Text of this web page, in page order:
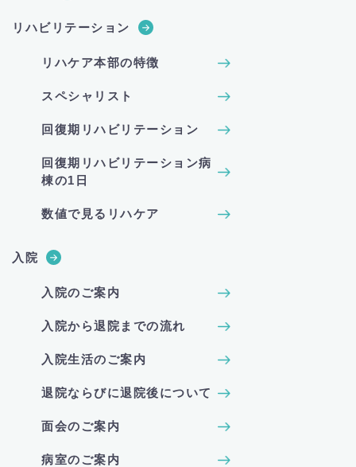
リハビリテーション
リハケア本部の特徴
スペシャリスト
回復期リハビリテーション
回復期リハビリテーション病
棟の1日
数値で見るリハケア
入院
入院のご案内
入院から退院までの流れ
入院生活のご案内
退院ならびに退院後について
面会のご案内
病室のご案内